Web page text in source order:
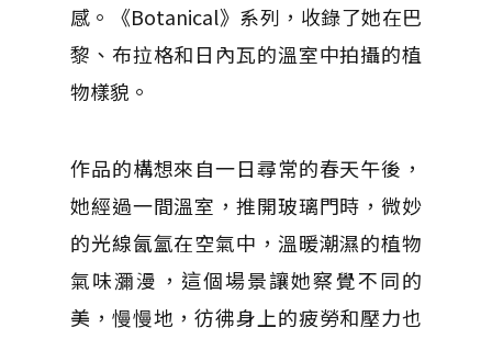
感。《Botanical》系列，收錄了她在巴
黎、布拉格和日內瓦的溫室中拍攝的植
物樣貌。
作品的構想來自一日尋常的春天午後，
她經過一間溫室，推開玻璃門時，微妙
的光線氤氳在空氣中，溫暖潮濕的植物
氣味瀰漫，這個場景讓她察覺不同的
美，慢慢地，彷彿身上的疲勞和壓力也